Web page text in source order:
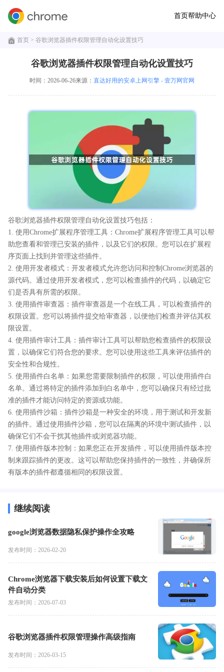
首页帮助中心
首页 > 谷歌浏览器插件权限管理自动化设置技巧
谷歌浏览器插件权限管理自动化设置技巧
时间：2026-06-26来源： 直达好用的安卓上网引擎 - 壹万网官网
谷歌浏览器插件权限管理自动化设置技巧包括：
1. 使用Chrome扩展程序管理工具：Chrome扩展程序管理工具可以帮
助您查看和管理已安装的插件，以及它们的权限。您可以在扩展程
序页面上找到并管理这些插件。
2. 使用开发者模式：开发者模式允许您访问和控制Chrome浏览器的
源代码。通过使用开发者模式，您可以检查插件的代码，以确定它
们是否具有所需的权限。
3. 使用插件审查器：插件审查器是一个在线工具，可以检查插件的
权限设置。您可以将插件提交给审查器，以便他们检查并评估其权
限设置。
4. 使用插件审计工具：插件审计工具可以帮助您检查插件的权限设
置，以确保它们符合您的要求。您可以使用这些工具来评估插件的
安全性和合规性。
5. 使用插件白名单：如果您需要限制插件的权限，可以使用插件白
名单。通过将特定的插件添加到白名单中，您可以确保只有经过批
准的插件才能访问特定的资源或功能。
6. 使用插件沙箱：插件沙箱是一种安全的环境，用于测试和开发新
的插件。通过使用插件沙箱，您可以在隔离的环境中测试插件，以
确保它们不会干扰其他插件或浏览器功能。
7. 使用插件版本控制：如果您正在开发插件，可以使用插件版本控
制来跟踪插件的更改。这可以帮助您保持插件的一致性，并确保所
有版本的插件都遵循相同的权限设置。
继续阅读
google浏览器数据隐私保护操作全攻略
发布时间：2026-02-20
Chrome浏览器下载安装后如何设置下载文
件自动分类
发布时间：2026-07-03
谷歌浏览器插件权限管理操作高级指南
发布时间：2026-03-15